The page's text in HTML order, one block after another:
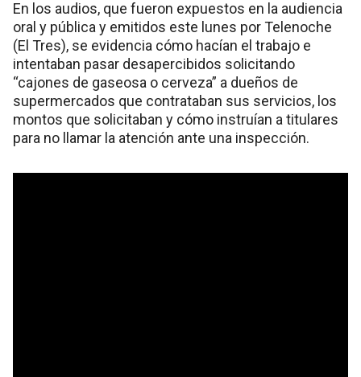
En los audios, que fueron expuestos en la audiencia
oral y pública y emitidos este lunes por Telenoche
(El Tres), se evidencia cómo hacían el trabajo e
intentaban pasar desapercibidos solicitando
“cajones de gaseosa o cerveza” a dueños de
supermercados que contrataban sus servicios, los
montos que solicitaban y cómo instruían a titulares
para no llamar la atención ante una inspección.